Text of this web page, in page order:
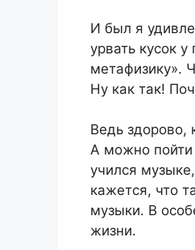
И был я
урвать кусок
метафизику».
Ну как так!
Ведь здорово,
А можно пойти
учился
кажется, что
музыки. В
жизни.